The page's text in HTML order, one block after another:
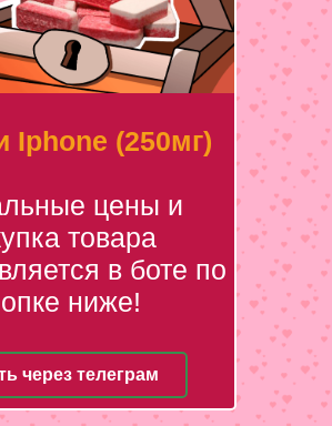
Iphone (250мг)
цены и
товара
в боте по
ниже!
через телеграм